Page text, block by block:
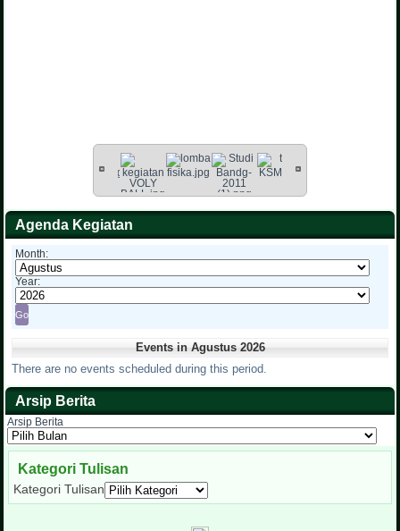
Agenda Kegiatan
Month:
Year:
Events in Agustus 2026
There are no events scheduled during this period.
Arsip Berita
Arsip Berita
Kategori Tulisan
Kategori Tulisan